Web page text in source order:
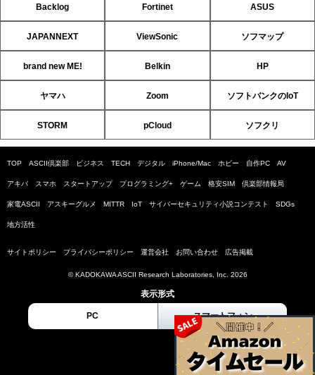
Backlog Fortinet ASUS
JAPANNEXT ViewSonic ソフマップ
brand new ME! Belkin HP
ヤマハ Zoom ソフトバンクのIoT
STORM pCloud ソフクリ
TOP ASCII倶楽部 ビジネス TECH デジタル iPhone/Mac ホビー 自作PC AV
アキバ スマホ スタートアップ プログラミング+ ゲーム 格安SIM 倶楽部情報局
家電ASCII アスキーグルメ MITTR IoT サイバーセキュリティ小説コンテスト SDGs
地方活性
サイトポリシー プライバシーポリシー 運営会社 お問い合わせ 広告掲載
© KADOKAWA ASCII Research Laboratories, Inc. 2026
表示形式
PC スマートフォン